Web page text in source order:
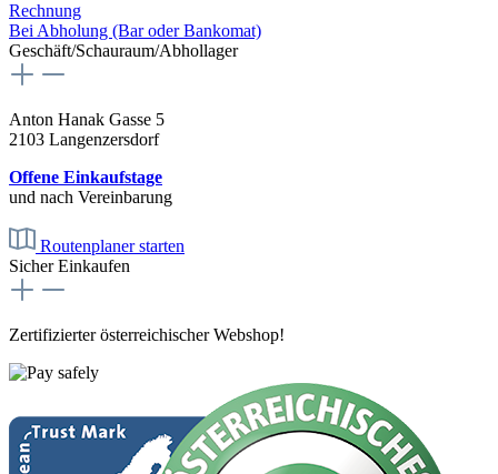
Rechnung
Bei Abholung (Bar oder Bankomat)
Geschäft/Schauraum/Abhollager
Anton Hanak Gasse 5
2103 Langenzersdorf
Offene Einkaufstage
und nach Vereinbarung
Routenplaner starten
Sicher Einkaufen
Zertifizierter österreichischer Webshop!